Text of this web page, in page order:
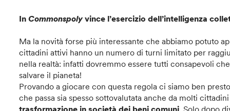
InCommonspolyvince l’esercizio dell’intelligenza
Ma la novità forse più interessante che abbiamo potuto
cittadini attivi hanno un numero di turni limitato per
nella realtà: infatti dovremmo essere tutti consapevoli
salvare il pianeta!
Provando a giocare con questa regola ci siamo ben
che passa sia spesso sottovalutata anche da molti
trasformazione in società dei beni comuni . Solo dopo